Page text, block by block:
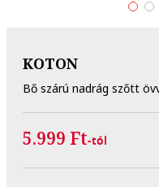
KOTON
Bő szárú nadrág szőtt
5.999 Ft-tól